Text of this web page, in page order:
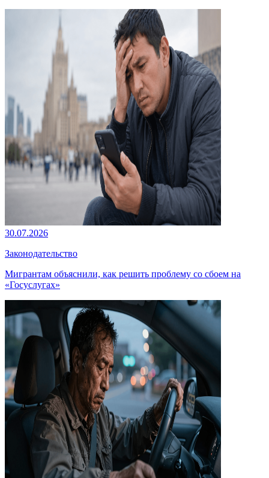
30.07.2026
Законодательство
Мигрантам объяснили, как решить проблему со сбоем на
«Госуслугах»